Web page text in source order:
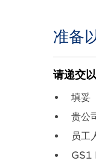
Body
准备
请递交
填妥
贵公
员工
GS1